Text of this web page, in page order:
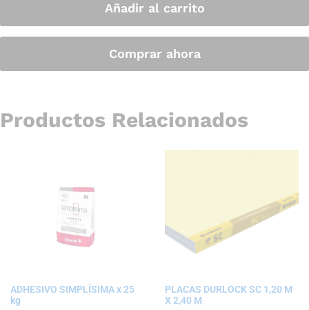
Añadir al carrito
Comprar ahora
Productos Relacionados
ADHESIVO SIMPLÍSIMA x 25
kg
PLACAS DURLOCK SC 1,20 M
X 2,40 M